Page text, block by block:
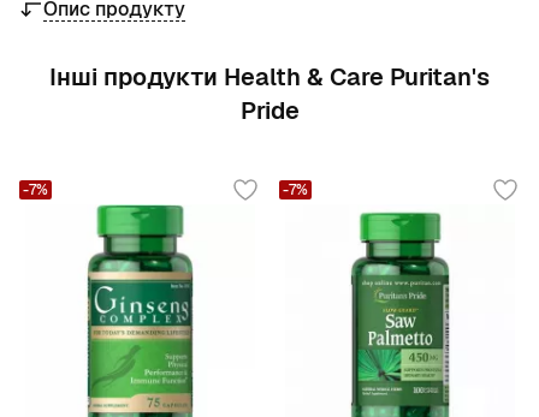
Опис продукту
Інші продукти Health & Care Puritan's
Pride
-7% -7%